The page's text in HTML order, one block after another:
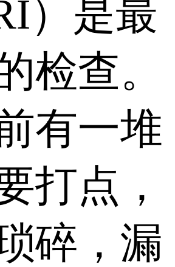
）是最
检查。
有一堆
打点，
碎，漏